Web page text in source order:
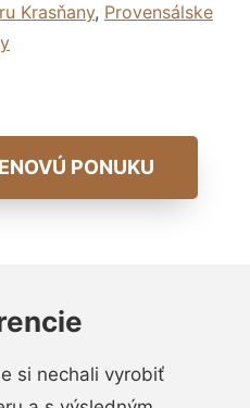
Krasňany, Provensálske
PONUKU
si nechali vyrobiť